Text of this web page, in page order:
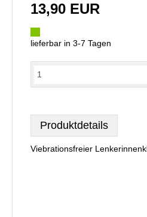
13,90 EUR
lieferbar in 3-7 Tagen
Produktdetails
Viebrationsfreier